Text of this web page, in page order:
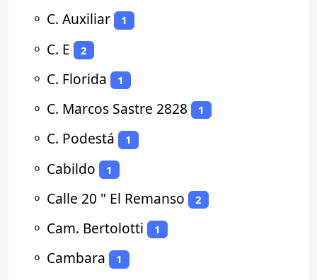
⚬ C. Auxiliar 1
⚬ C. E 2
⚬ C. Florida 1
⚬ C. Marcos Sastre 2828 1
⚬ C. Podestá 1
⚬ Cabildo 1
⚬ Calle 20 " El Remanso 2
⚬ Cam. Bertolotti 1
⚬ Cambara 1